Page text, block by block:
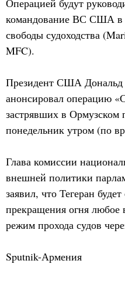
Операцией будут
командование ВС США в
свободы судоходства
MFC).
Президент США Дональд
анонсировал операцию
застрявших в Ормузском
понедельник утром (по
Глава комиссии
внешней политики
заявил, что Тегеран
прекращения огня
режим прохода судов
Sputnik-Армения